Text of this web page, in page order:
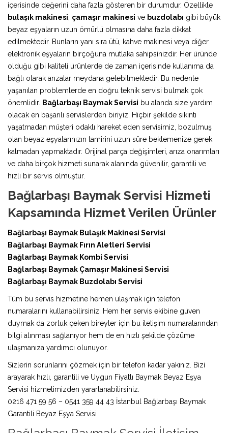
içerisinde değerini daha fazla gösteren bir durumdur. Özellikle
bulaşık makinesi çamaşır makinesi ve buzdolabı gibi büyük
beyaz eşyaların uzun ömürlü olmasına daha fazla dikkat
edilmektedir. Bunların yanı sıra ütü, kahve makinesi veya diğer
elektronik eşyaların birçoğuna mutlaka sahipsinizdir. Her üründe
olduğu gibi kaliteli ürünlerde de zaman içerisinde kullanıma da
bağlı olarak arızalar meydana gelebilmektedir. Bu nedenle
yaşanılan problemlerde en doğru teknik servisi bulmak çok
önemlidir. Bağlarbaşı Baymak Servisi bu alanda size yardım
olacak en başarılı servislerden biriyiz. Hiçbir şekilde sıkıntı
yaşatmadan müşteri odaklı hareket eden servisimiz, bozulmuş
olan beyaz eşyalarınızın tamirini uzun süre beklemenize gerek
kalmadan yapmaktadır. Orijinal parça değişimleri, arıza onarımları
ve daha birçok hizmeti sunarak alanında güvenilir, garantili ve
hızlı bir servis olmuştur.
Bağlarbaşı Baymak Servisi Hizmeti
Kapsamında Hizmet Verilen Ürünler
Bağlarbaşı Baymak Bulaşık Makinesi Servisi
Bağlarbaşı Baymak Fırın Aletleri Servisi
Bağlarbaşı Baymak Kombi Servisi
Bağlarbaşı Baymak Çamaşır Makinesi Servisi
Bağlarbaşı Baymak Buzdolabı Servisi
Tüm bu servis hizmetine hemen ulaşmak için telefon
numaralarını kullanabilirsiniz. Hem her servis ekibine güven
duymak da zorluk çeken bireyler için bu iletişim numaralarından
bilgi alınması sağlanıyor hem de en hızlı şekilde çözüme
ulaşmanıza yardımcı olunuyor.
Sizlerin sorunlarını çözmek için bir telefon kadar yakınız. Bizi
arayarak hızlı, garantili ve Uygun Fiyatlı Baymak Beyaz Eşya
Servisi hizmetimizden yararlanabilirsiniz.
0216 471 59 56 – 0541 359 44 43 İstanbul Bağlarbaşı Baymak
Garantili Beyaz Eşya Servisi